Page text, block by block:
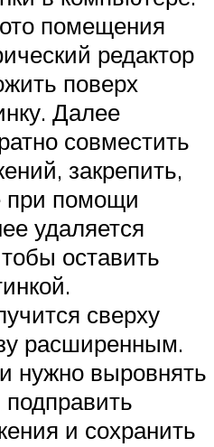
помещения
редактор
поверх
Далее
совместить
закрепить,
при помощи
удаляется
оставить
сверху
расширенным.
нужно выровнять
подправить
и сохранить